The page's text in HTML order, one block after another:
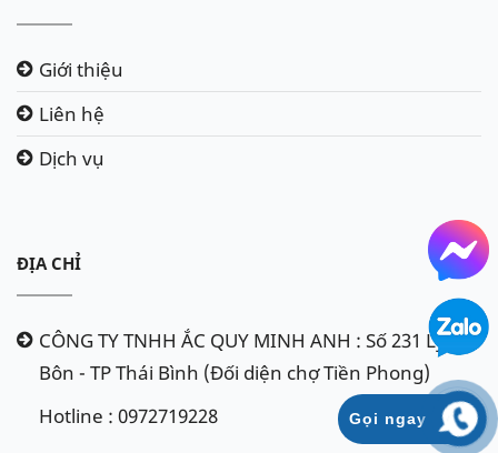
Giới thiệu
Liên hệ
Dịch vụ
ĐỊA CHỈ
CÔNG TY TNHH ẮC QUY MINH ANH : Số 231 Lý
Bôn - TP Thái Bình (Đối diện chợ Tiền Phong)
Hotline : 0972719228
Gọi ngay